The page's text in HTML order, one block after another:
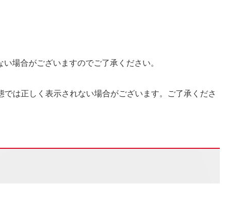
場合がございますのでご了承ください。
は正しく表示されない場合がございます。ご了承くださ